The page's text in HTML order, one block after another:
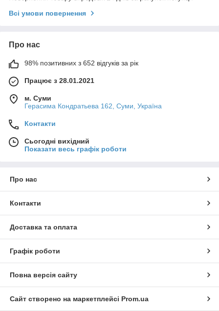
Всі умови повернення
Про нас
98% позитивних з 652 відгуків за рік
Працює з 28.01.2021
м. Суми
Герасима Кондратьева 162, Суми, Україна
Контакти
Сьогодні вихідний
Показати весь графік роботи
Про нас
Контакти
Доставка та оплата
Графік роботи
Повна версія сайту
Сайт створено на маркетплейсі Prom.ua